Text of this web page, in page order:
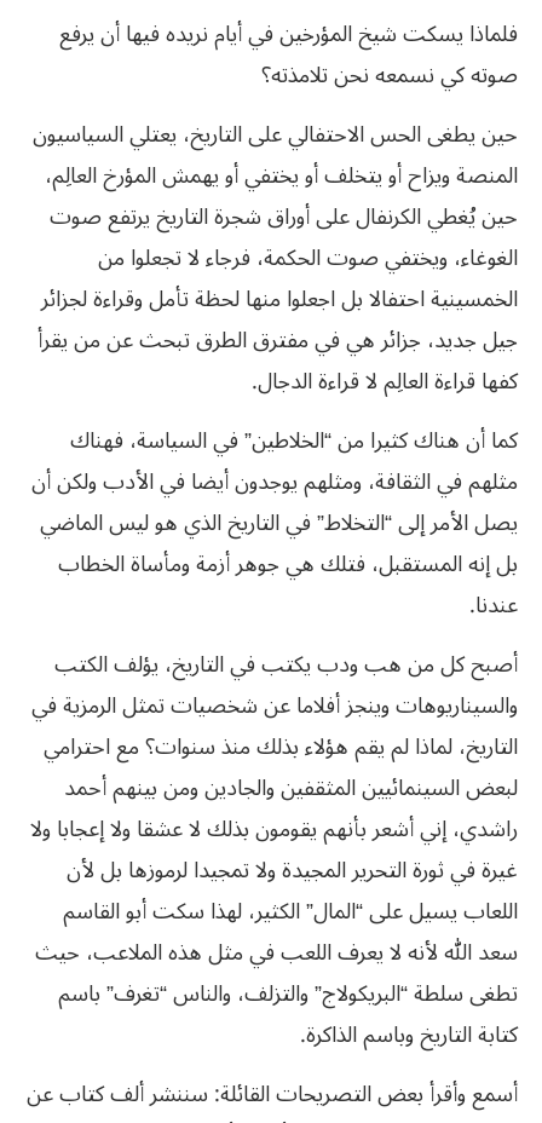
فلماذايسكتشيخالمؤرخينفيأيامنريدهفيهاأنيرفع
صوتهكينسمعهنحنتلامذته؟
حين يطغى الحس الاحتفالي على التاريخ، يعتلي السياسيون
المنصة ويزاح أو يتخلف أو يختفي أو يهمش المؤرخ العالِم،
حين يُغطي الكرنفال على أوراق شجرة التاريخ يرتفع صوت
الغوغاء، ويختفي صوت الحكمة، فرجاء لا تجعلوا من
الخمسينية احتفالا بل اجعلوا منها لحظة تأمل وقراءةلجزائر
جيلجديد، جزائرهيفيمفترقالطرقتبحثعنمنيقرأ
كفهاقراءةالعالِملاقراءةالدجال.
كما أن هناك كثيرا من “الخلاطين” في السياسة، فهناك
مثلهم في الثقافة، ومثلهم يوجدون أيضا في الأدب ولكن أن
يصل الأمر إلى “التخلاط” في التاريخ الذي هو ليس الماضي
بل إنه المستقبل، فتلك هي جوهر أزمة ومأساة الخطاب
عندنا.
أصبح كل من هب ودب يكتب في التاريخ، يؤلف الكتب
والسيناريوهات وينجز أفلاما عن شخصيات تمثل الرمزية في
التاريخ، لماذا لم يقم هؤلاء بذلك منذ سنوات؟ مع احترامي
لبعض السينمائيين المثقفين والجادين ومن بينهم أحمد
راشدي، إني أشعر بأنهم يقومون بذلك لا عشقا ولا إعجابا ولا
غيرة في ثورة التحرير المجيدة ولا تمجيدا لرموزها بل لأن
اللعاب يسيل على “المال” الكثير، لهذا سكت أبو القاسم
سعد الله لأنه لا يعرف اللعب في مثل هذه الملاعب، حيث
تطغى سلطة “البريكولاج” والتزلف، والناس “تغرف” باسم
كتابة التاريخ وباسم الذاكرة.
أسمع وأقرأ بعض التصريحات القائلة: سننشر ألف كتاب عن